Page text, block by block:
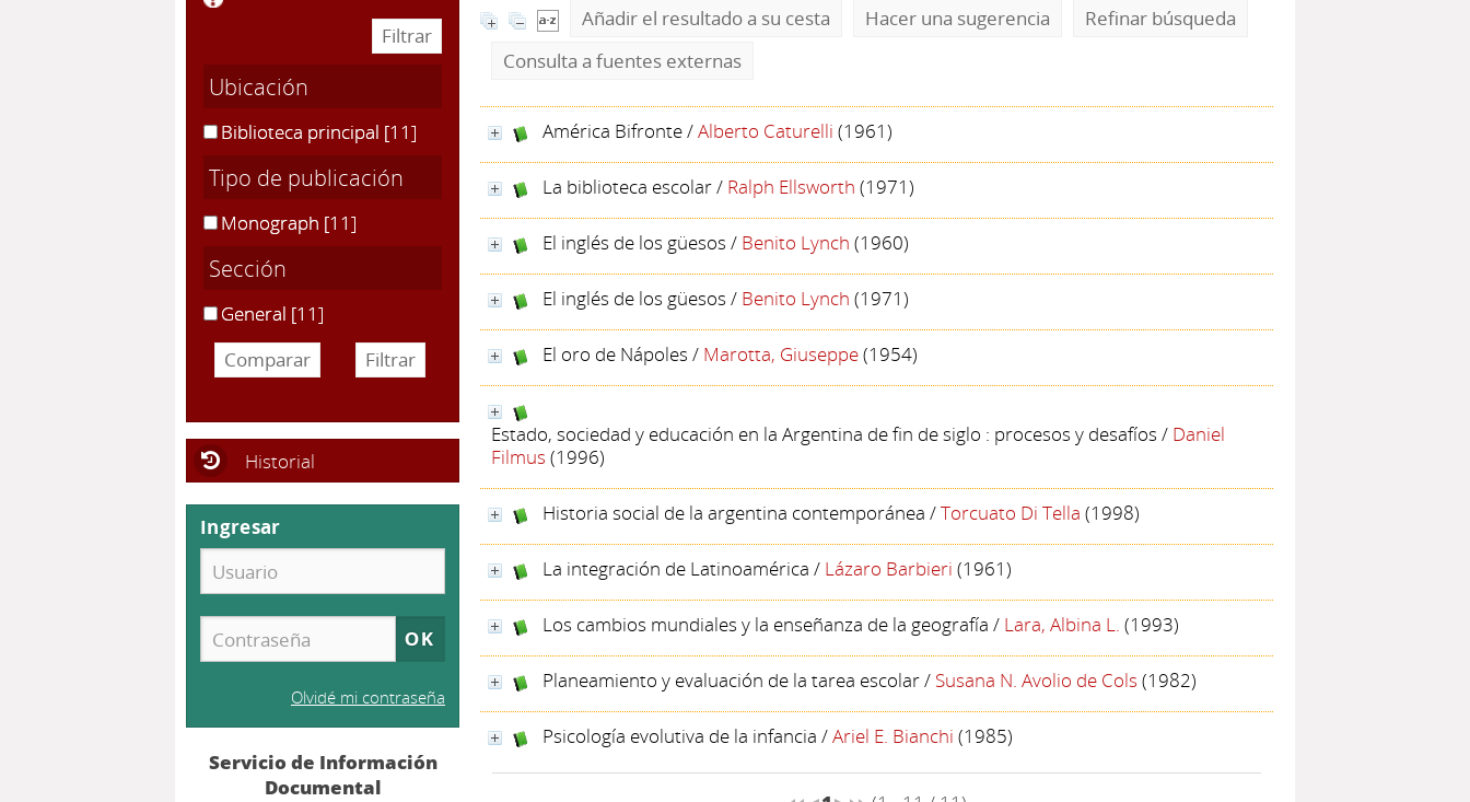
Añadir el resultado a su cesta Hacer una sugerencia
Refinar búsqueda
Consulta a fuentes externas
América Bifronte/Alberto Caturelli (1961)
La biblioteca escolar/ Ralph Ellsworth (1971)
El inglés de los güesos / Benito Lynch (1960)
El inglés de los güesos / Benito Lynch (1971)
El oro de Nápoles / Marotta, Giuseppe(1954)
Estado, sociedad y educación en la Argentina de fin de siglo : procesos y desafíos / Daniel
Filmus (1996)
Historia social de la argentina contemporánea /Torcuato Di Tella (1998)
La integración de Latinoamérica / Lázaro Barbieri (1961)
Los cambios mundiales y la enseñanza de la geografía / Lara, Albina L. (1993)
Planeamiento y evaluación de la tarea escolar/ Susana N. Avolio de Cols (1982)
Psicología evolutiva de la infancia /Ariel E. Bianchi (1985)
Ubicación
Biblioteca principal [11]
Tipo de publicación
Monograph [11]
Sección
General [11]
Historial
Ingresar
Olvidé mi contraseña
Servicio de Información
Documental